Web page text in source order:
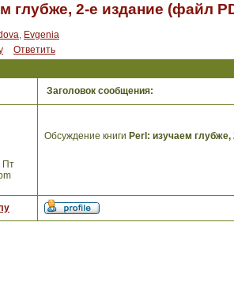
глубже, 2-е издание (файл
, Evgenia
Ответить
Заголовок сообщения:
Пт
Обсуждение книги Perl: изучаем